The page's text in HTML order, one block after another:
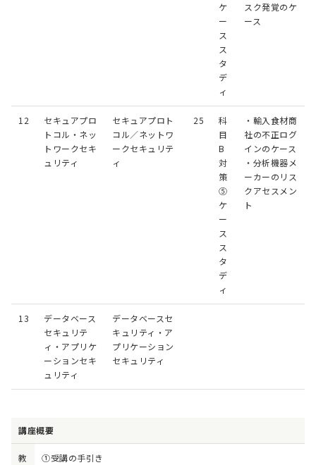
ケ
ー
ス
ス
タ
デ
ィ
スク発覚のケ
ース
12
セキュアプロ
トコル・ネッ
トワークセキ
ュリティ
セキュアプロト
コル／ネットワ
ークセキュリテ
ィ
25
科
目
B
対
策
⑤
ケ
ー
ス
ス
タ
デ
ィ
・輸入食材商
社の不正ログ
インのケース
・分析機器メ
ーカーのリス
クアセスメン
ト
13
データベース
セキュリテ
ィ・アプリケ
ーションセキ
ュリティ
データベースセ
キュリティ・ア
プリケーション
セキュリティ
講座概要
教
①受講の手引き